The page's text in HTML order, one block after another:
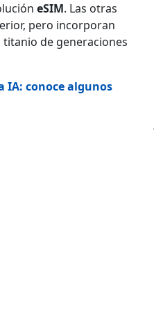
eSIM. Las otras
pero incorporan
titanio de generaciones
IA: conoce algunos